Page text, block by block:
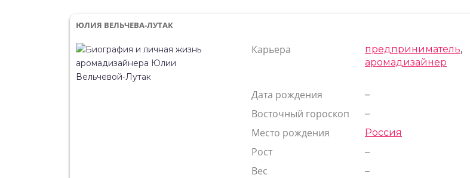
ЮЛИЯ ВЕЛЬЧЕВА-ЛУТАК
Карьера предприниматель,
аромадизайнер
Дата рождения –
Восточный гороскоп –
Место рождения Россия
Рост –
Вес –